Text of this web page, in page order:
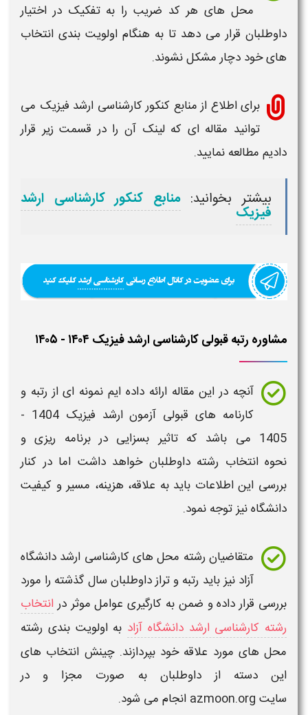
محل های هر کد ضریب را به تفکیک در اختیار
داوطلبان قرار می دهد تا به هنگام اولویت بندی انتخاب
های خود دچار مشکل نشوند.
برای اطلاع از منابع کنکورکارشناسی ارشد فیزیک می
توانید مقاله ای که لینک آن را در قسمت زیر قرار
دادیم مطالعه نمایید.
بیشتر بخوانید: منابع کنکور کارشناسی ارشد
فیزیک
مشاوره رتبه قبولی کارشناسی ارشد فیزیک ۱۴۰۴ - ۱۴۰۵
آنچه در این مقاله ارائه داده ایم نمونه ای از رتبه و
کارنامه های قبولی آزمون ارشد فیزیک
1404 -
1405 می باشد که تاثیر بسزایی در برنامه ریزی و
نحوه انتخاب رشته داوطلبان خواهد داشت اما در کنار
بررسی این اطلاعات باید به علاقه، هزینه، مسیر و کیفیت
دانشگاه نیز توجه نمود.
متقاضیان رشته محل های کارشناسی ارشد دانشگاه
آزاد نیز باید رتبه و تراز داوطلبان سال گذشته را مورد
بررسی قرار داده و ضمن به کارگیری عوامل موثر در انتخاب
رشته کارشناسی ارشد دانشگاه آزاد به اولویت بندی رشته
محل های مورد علاقه خود بپردازند. چینش انتخاب های
این دسته از داوطلبان به صورت مجزا و در
سایت azmoon.org انجام می شود.